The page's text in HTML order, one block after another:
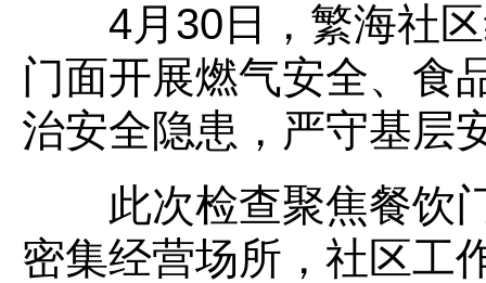
4月30日，繁海社区
门面开展燃气安全、食
治安全隐患，严守基层
此次检查聚焦餐饮门
密集经营场所，社区工